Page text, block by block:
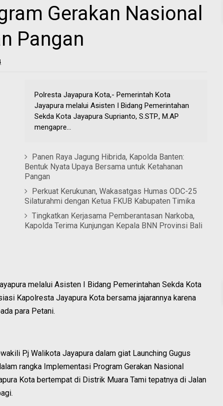
Gerakan Nasional
Pangan
Polresta Jayapura Kota,- Pemerintah Kota
Jayapura melalui Asisten I Bidang Pemerintahan
Sekda Kota Jayapura Suprianto, S.STP., M.AP
mengapre...
Panen Raya Jagung Hibrida, Kapolda Banten:
Bentuk Nyata Upaya Bersama untuk Ketahanan
Pangan
Perkuat Kerukunan, Wakasatgas Humas ODC-25
Silaturahmi dengan Ketua FKUB Kabupaten Timika
Tingkatkan Kerjasama Pemberantasan Narkoba,
Kapolda Terima Kunjungan Kepala BNN Provinsi Bali
melalui Asisten I Bidang Pemerintahan Sekda Kota
Kapolresta Jayapura Kota bersama jajarannya karena
para Petani.
P.j Walikota Jayapura dalam giat Launching Gugus
rangka Implementasi Program Gerakan Nasional
Kota bertempat di Distrik Muara Tami tepatnya di Jalan